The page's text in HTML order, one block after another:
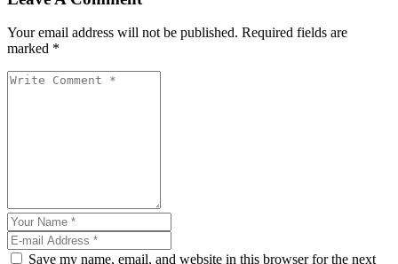
Your email address will not be published. Required fields are
marked *
Save my name, email, and website in this browser for the next